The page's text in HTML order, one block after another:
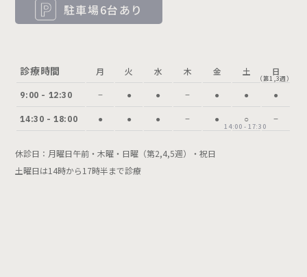
駐車場6台あり
診療時間 月 火 水 木 金 土 日
（第1,3週）
9:00 - 12:30 − ● ● − ● ● ●
14:30 - 18:00 ● ● ● − ● ○
14:00 - 17:30
−
休診日：月曜日午前・木曜・日曜（第2,4,5週）・祝日
土曜日は14時から17時半まで診療